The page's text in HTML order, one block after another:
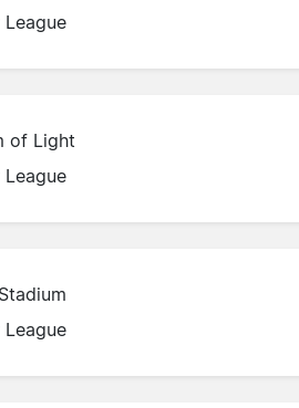
League
of Light
League
League